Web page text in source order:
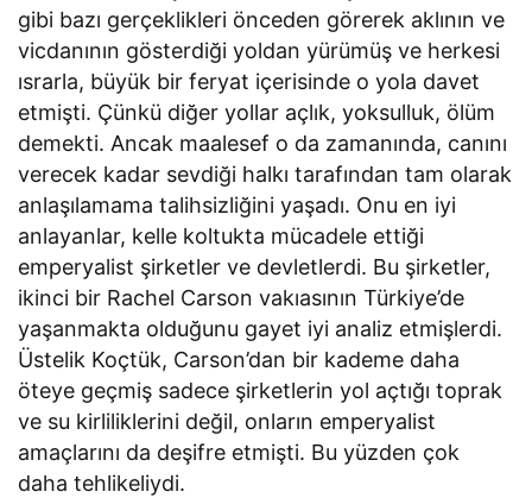
gibi bazı gerçeklikleri önceden görerek aklının ve
vicdanının gösterdiği yoldan yürümüş ve herkesi
ısrarla, büyük bir feryat içerisinde o yola davet
etmişti. Çünkü diğer yollar açlık, yoksulluk, ölüm
demekti. Ancak maalesef o da zamanında, canını
verecek kadar sevdiği halkı tarafından tam olarak
anlaşılamama talihsizliğini yaşadı. Onu en iyi
anlayanlar, kelle koltukta mücadele ettiği
emperyalist şirketler ve devletlerdi. Bu şirketler,
ikinci bir Rachel Carson vakıasının Türkiye’de
yaşanmakta olduğunu gayet iyi analiz etmişlerdi.
Üstelik Koçtük, Carson’dan bir kademe daha
öteye geçmiş sadece şirketlerin yol açtığı toprak
ve su kirliliklerini değil, onların emperyalist
amaçlarını da deşifre etmişti. Bu yüzden çok
daha tehlikeliydi.